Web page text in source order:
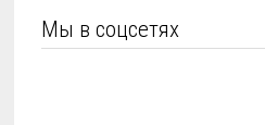
Мы в соцсетях